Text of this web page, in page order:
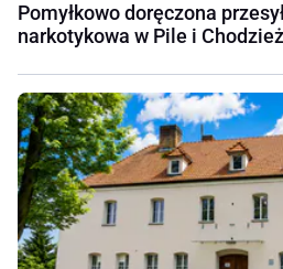
Pomyłkowo doręczona
narkotykowa w Pile i